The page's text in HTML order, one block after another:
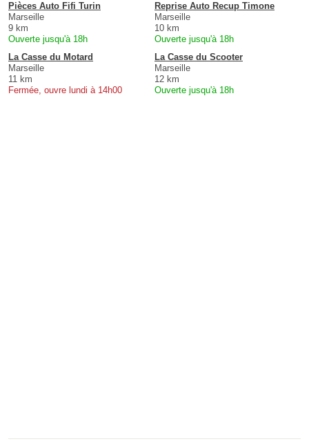
Pièces Auto Fifi Turin
Marseille
9 km
Ouverte jusqu'à 18h
Reprise Auto Recup Timone
Marseille
10 km
Ouverte jusqu'à 18h
La Casse du Motard
Marseille
11 km
Fermée, ouvre lundi à 14h00
La Casse du Scooter
Marseille
12 km
Ouverte jusqu'à 18h